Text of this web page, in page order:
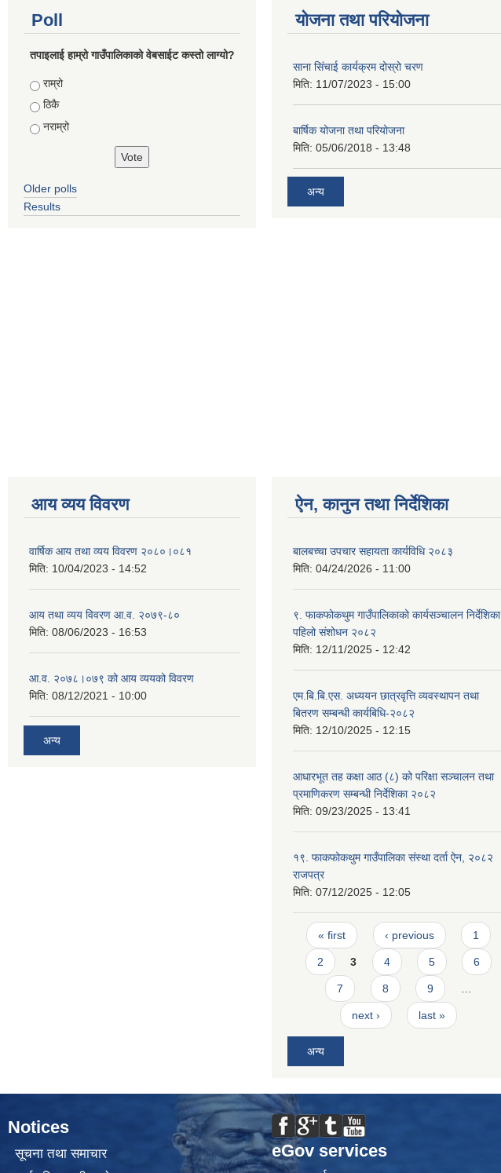
Poll
तपाइलाई हाम्रो गाउँपालिकाको वेबसाईट कस्तो लाग्यो?
Choices
राम्रो
ठिकै
नराम्रो
Older polls
Results
योजना तथा परियोजना
साना सिंचाई कार्यक्रम दोस्रो चरण
मिति: 11/07/2023 - 15:00
बार्षिक योजना तथा परियोजना
मिति: 05/06/2018 - 13:48
अन्य
आय व्यय विवरण
वार्षिक आय तथा व्यय विवरण २०८०।०८१
मिति: 10/04/2023 - 14:52
आय तथा व्यय विवरण आ.व. २०७९-८०
मिति: 08/06/2023 - 16:53
आ.व. २०७८।०७९ को आय व्ययको विवरण
मिति: 08/12/2021 - 10:00
अन्य
ऐन, कानुन तथा निर्देशिका
बालबच्चा उपचार सहायता कार्यविधि २०८३
मिति: 04/24/2026 - 11:00
९. फाकफोकथुम गाउँपालिकाको कार्यसञ्चालन निर्देशिका
पहिलो संशोधन २०८२
मिति: 12/11/2025 - 12:42
एम.बि.बि.एस. अध्ययन छात्रवृत्ति व्यवस्थापन तथा
बितरण सम्बन्धी कार्यबिधि-२०८२
मिति: 12/10/2025 - 12:15
आधारभूत तह कक्षा आठ (८) को परिक्षा सञ्चालन तथा
प्रमाणिकरण सम्बन्धी निर्देशिका २०८२
मिति: 09/23/2025 - 13:41
१९. फाकफोकथुम गाउँपालिका संस्था दर्ता ऐन, २०८२
राजपत्र
मिति: 07/12/2025 - 12:05
Pages
« first ‹ previous 1
2 3 4 5 6
7 8 9
next › last »
अन्य
Notices
सूचना तथा समाचार
eGov services